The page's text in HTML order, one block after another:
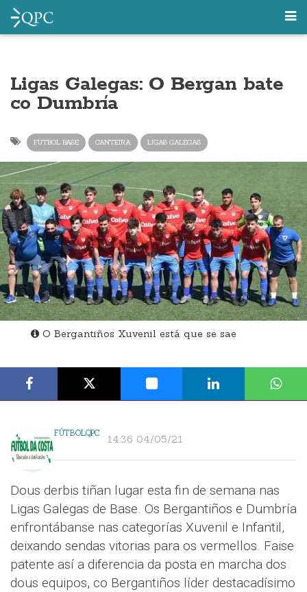
Ligas Galegas: O Bergan bate
co Dumbría
FUTBOL BASE CANTEIRA LIGAS GALEGAS
O Bergantiños Xuvenil está que se sae
FÚTBOLQPC 14:36 04/05/21
Dous derbis tiñan lugar esta fin de semana nas
Ligas Galegas de Base. Os Bergantiños e Dumbría
enfrontábanse nas categorías Xuvenil e Infantil,
deixando sendas vitorias para os vermellos. Faise
patente así a diferencia da posta en marcha dos
dous equipos, co Bergantiños líder destacadísimo